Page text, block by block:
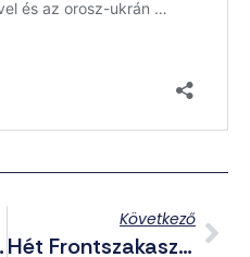
(2024.10.27.)
Következő
Hét Frontszakaszon Is Előretörtek Az Oroszok